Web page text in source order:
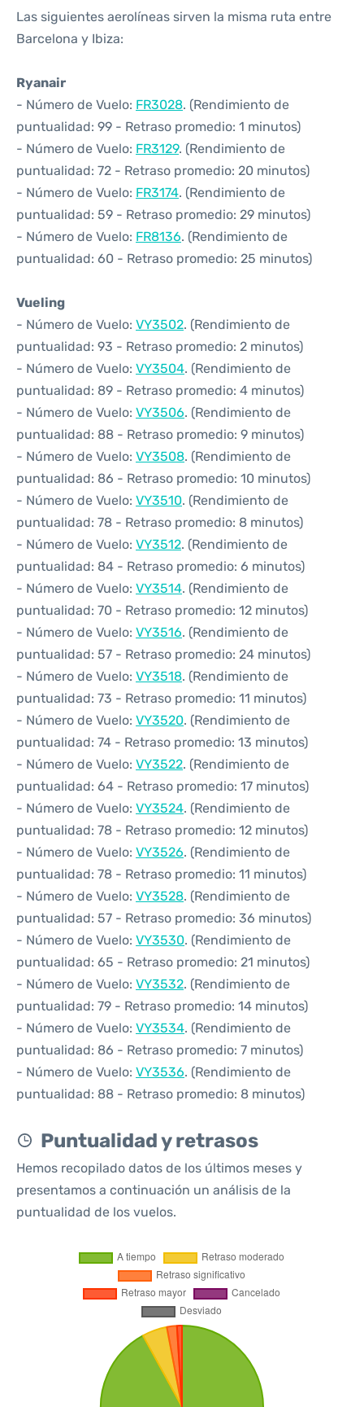
Las siguientes aerolíneas sirven la misma ruta entre
Barcelona y Ibiza:
Ryanair
- Número de Vuelo: FR3028. (Rendimiento de
puntualidad: 99 - Retraso promedio: 1 minutos)
- Número de Vuelo: FR3129. (Rendimiento de
puntualidad: 72 - Retraso promedio: 20 minutos)
- Número de Vuelo: FR3174. (Rendimiento de
puntualidad: 59 - Retraso promedio: 29 minutos)
- Número de Vuelo: FR8136. (Rendimiento de
puntualidad: 60 - Retraso promedio: 25 minutos)
Vueling
- Número de Vuelo: VY3502. (Rendimiento de
puntualidad: 93 - Retraso promedio: 2 minutos)
- Número de Vuelo: VY3504. (Rendimiento de
puntualidad: 89 - Retraso promedio: 4 minutos)
- Número de Vuelo: VY3506. (Rendimiento de
puntualidad: 88 - Retraso promedio: 9 minutos)
- Número de Vuelo: VY3508. (Rendimiento de
puntualidad: 86 - Retraso promedio: 10 minutos)
- Número de Vuelo: VY3510. (Rendimiento de
puntualidad: 78 - Retraso promedio: 8 minutos)
- Número de Vuelo: VY3512. (Rendimiento de
puntualidad: 84 - Retraso promedio: 6 minutos)
- Número de Vuelo: VY3514. (Rendimiento de
puntualidad: 70 - Retraso promedio: 12 minutos)
- Número de Vuelo: VY3516. (Rendimiento de
puntualidad: 57 - Retraso promedio: 24 minutos)
- Número de Vuelo: VY3518. (Rendimiento de
puntualidad: 73 - Retraso promedio: 11 minutos)
- Número de Vuelo: VY3520. (Rendimiento de
puntualidad: 74 - Retraso promedio: 13 minutos)
- Número de Vuelo: VY3522. (Rendimiento de
puntualidad: 64 - Retraso promedio: 17 minutos)
- Número de Vuelo: VY3524. (Rendimiento de
puntualidad: 78 - Retraso promedio: 12 minutos)
- Número de Vuelo: VY3526. (Rendimiento de
puntualidad: 78 - Retraso promedio: 11 minutos)
- Número de Vuelo: VY3528. (Rendimiento de
puntualidad: 57 - Retraso promedio: 36 minutos)
- Número de Vuelo: VY3530. (Rendimiento de
puntualidad: 65 - Retraso promedio: 21 minutos)
- Número de Vuelo: VY3532. (Rendimiento de
puntualidad: 79 - Retraso promedio: 14 minutos)
- Número de Vuelo: VY3534. (Rendimiento de
puntualidad: 86 - Retraso promedio: 7 minutos)
- Número de Vuelo: VY3536. (Rendimiento de
puntualidad: 88 - Retraso promedio: 8 minutos)
Puntualidad y retrasos
Hemos recopilado datos de los últimos meses y
presentamos a continuación un análisis de la
puntualidad de los vuelos.